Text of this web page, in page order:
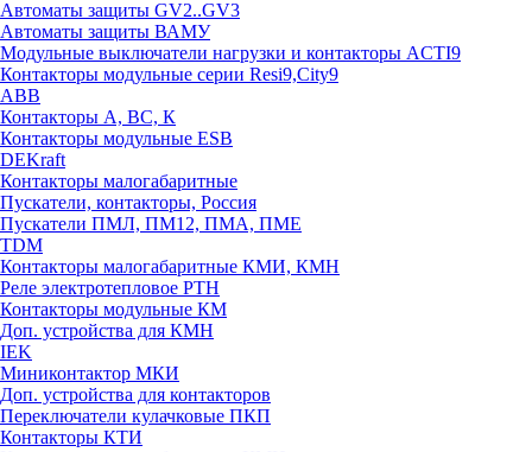
Автоматы защиты GV2..GV3
Автоматы защиты ВАМУ
Модульные выключатели нагрузки и контакторы ACTI9
Контакторы модульные серии Resi9,City9
ABB
Контакторы А, ВС, К
Контакторы модульные ESB
DEKraft
Контакторы малогабаритные
Пускатели, контакторы, Россия
Пускатели ПМЛ, ПМ12, ПМА, ПМЕ
TDM
Контакторы малогабаритные КМИ, КМН
Реле электротепловое РТН
Контакторы модульные КМ
Доп. устройства для КМН
IEK
Миниконтактор МКИ
Доп. устройства для контакторов
Переключатели кулачковые ПКП
Контакторы КТИ